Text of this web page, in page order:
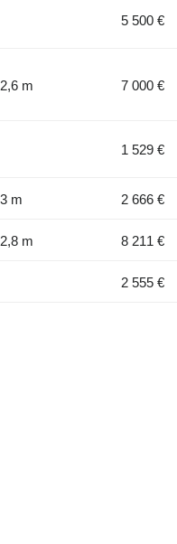
5 500 €
m 7 000 €
1 529 €
m 2 666 €
m 8 211 €
2 555 €